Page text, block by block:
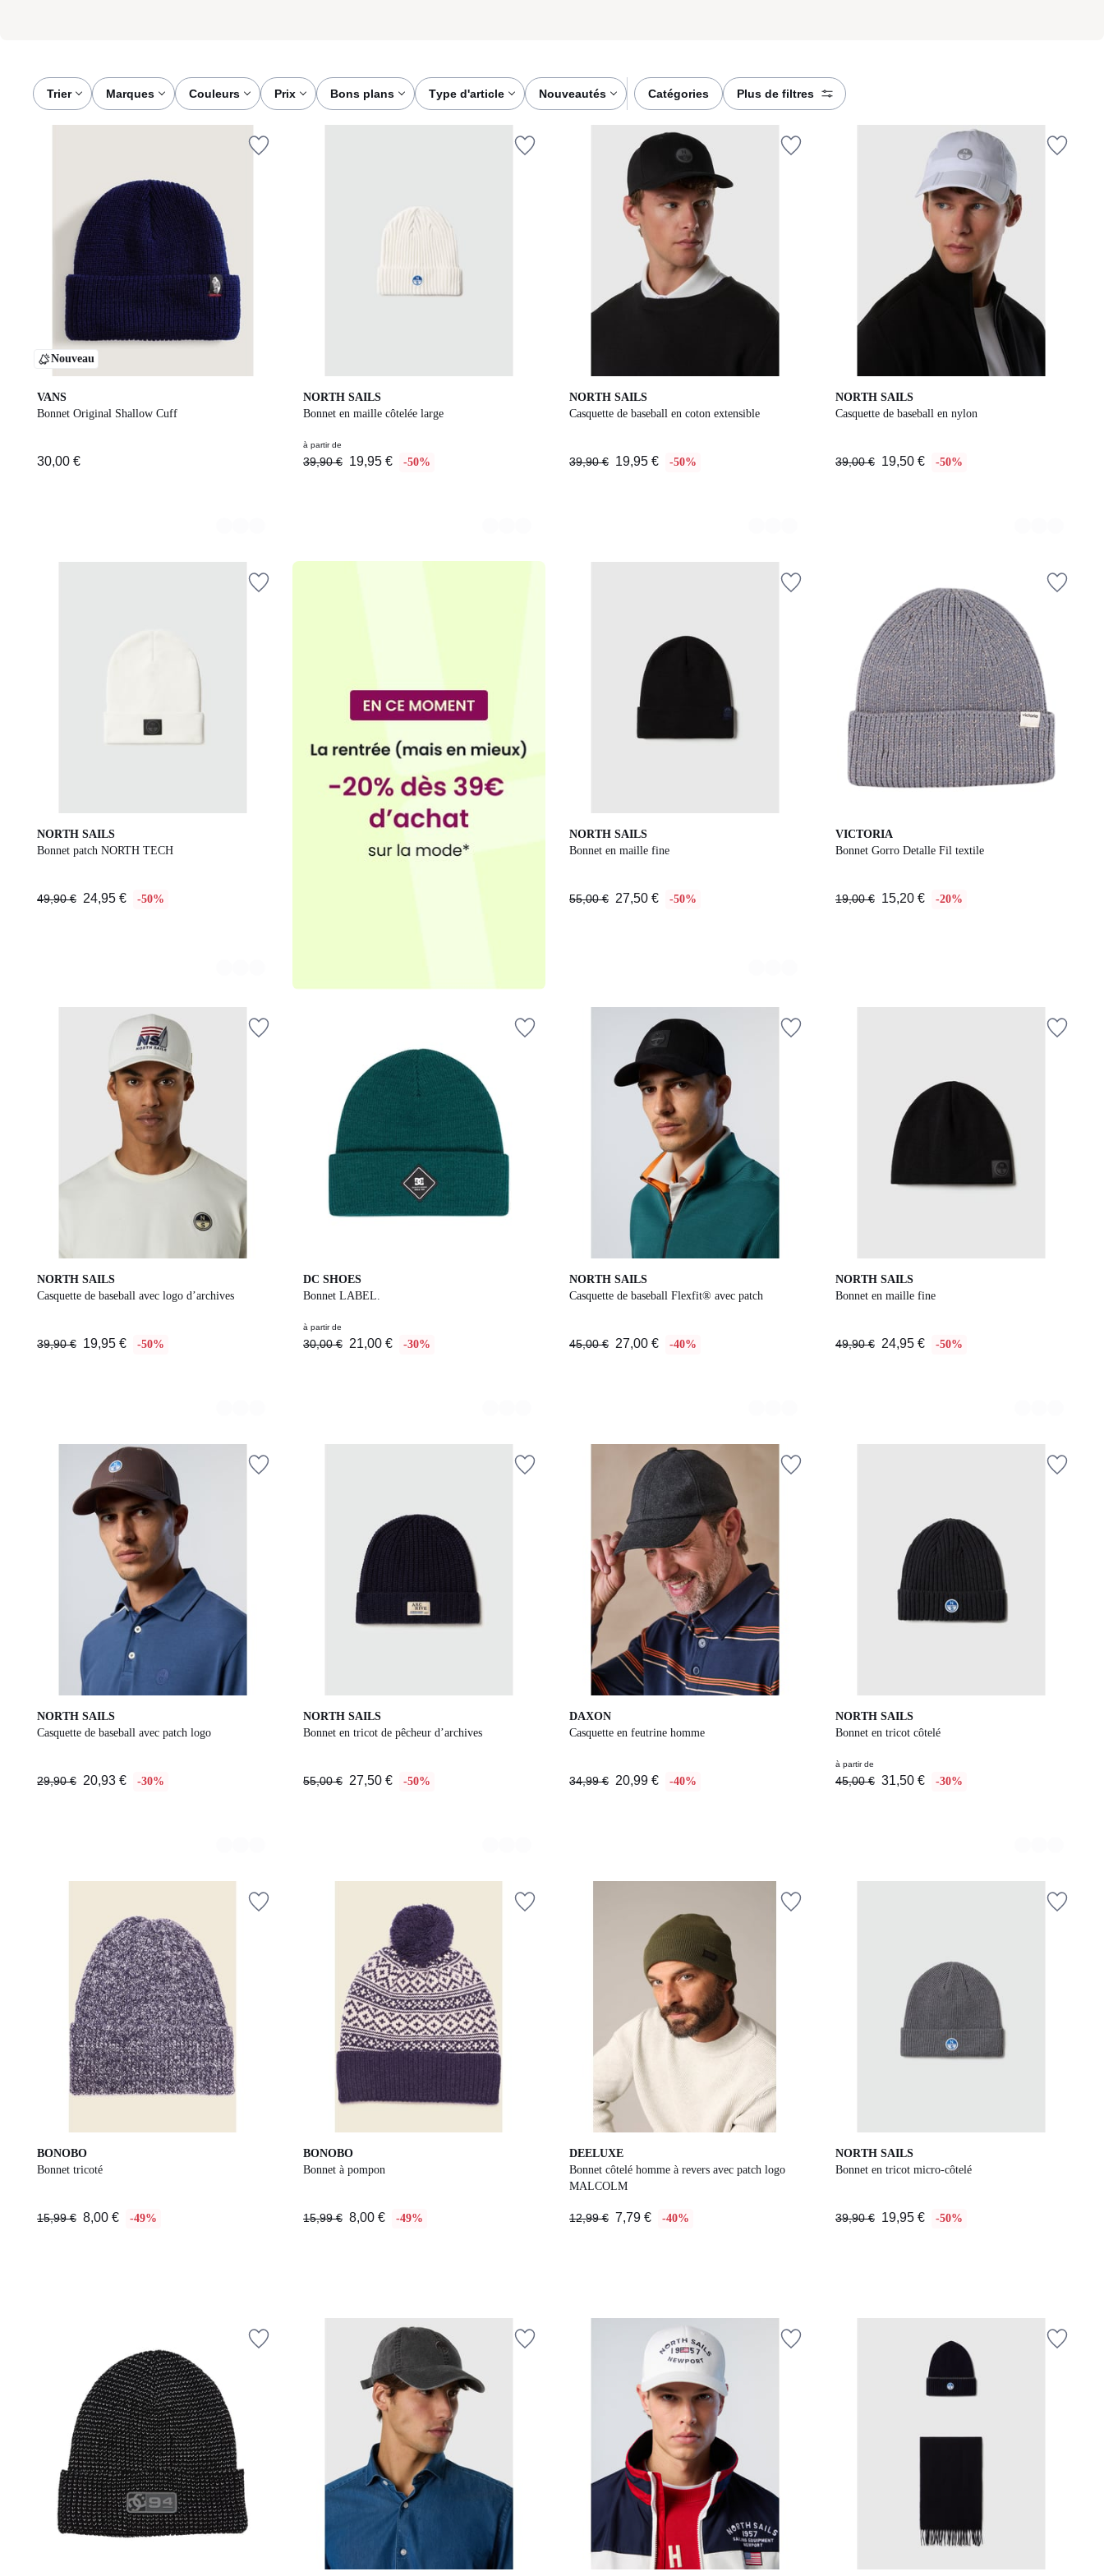
Trier marques couleurs prix bons plans type d'article nouveautés catégories plus de filtres
Nouveau
VANS
Bonnet Original Shallow Cuff
€.
30,00 €
2
Couleurs
NORTH SAILS
Bonnet en maille côtelée large
à partir de
39,90 € 19,95 € -50%
6
Couleurs
NORTH SAILS
Casquette de baseball en coton extensible
39,90 € 19,95 € -50%
3
Couleurs
NORTH SAILS
Casquette de baseball en nylon
39,00 € 19,50 € -50%
3
Couleurs
NORTH SAILS
Bonnet patch NORTH TECH
49,90 € 24,95 € -50%
5
Couleurs
NORTH SAILS
Bonnet en maille fine
55,00 € 27,50 € -50%
4
Couleurs
VICTORIA
Bonnet Gorro Detalle Fil textile
19,00 € 15,20 € -20%
NORTH SAILS
Casquette de baseball avec logo d’archives
39,90 € 19,95 € -50%
2
Couleurs
DC SHOES
Bonnet LABEL.
à partir de
30,00 € 21,00 € -30%
2
Couleurs
NORTH SAILS
Casquette de baseball Flexfit® avec patch
45,00 € 27,00 € -40%
2
Couleurs
NORTH SAILS
Bonnet en maille fine
49,90 € 24,95 € -50%
2
Couleurs
NORTH SAILS
Casquette de baseball avec patch logo
29,90 € 20,93 € -30%
3
Couleurs
NORTH SAILS
Bonnet en tricot de pêcheur d’archives
55,00 € 27,50 € -50%
2
Couleurs
DAXON
Casquette en feutrine homme
34,99 € 20,99 € -40%
NORTH SAILS
Bonnet en tricot côtelé
à partir de
45,00 € 31,50 € -30%
3
Couleurs
BONOBO
Bonnet tricoté
15,99 € 8,00 € -49%
BONOBO
Bonnet à pompon
15,99 € 8,00 € -49%
DEELUXE
Bonnet côtelé homme à revers avec patch logo
MALCOLM
12,99 € 7,79 € -40%
NORTH SAILS
Bonnet en tricot micro-côtelé
39,90 € 19,95 € -50%